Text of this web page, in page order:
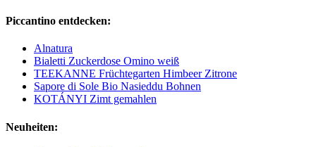
Piccantino entdecken:
Alnatura
Bialetti Zuckerdose Omino weiß
TEEKANNE Früchtegarten Himbeer Zitrone
Sapore di Sole Bio Nasieddu Bohnen
KOTÁNYI Zimt gemahlen
Neuheiten: